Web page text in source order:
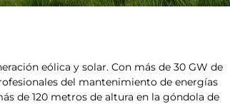
eólica y solar. Con más de 30 GW de
del mantenimiento de energías
de 120 metros de altura en la góndola de